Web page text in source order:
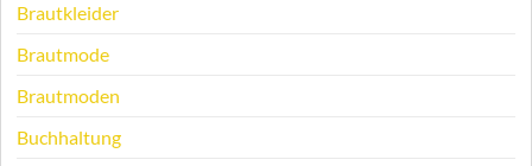
Brautkleider
Brautmode
Brautmoden
Buchhaltung